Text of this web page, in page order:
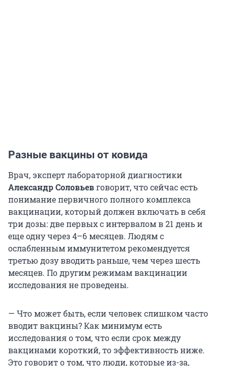
Разные вакцины от ковида
Врач, эксперт лабораторной диагностики
Александр Соловьевговорит, что сейчас есть
понимание первичного полного комплекса
вакцинации, который должен включать в себя
три дозы: две первых с интервалом в 21 день и
еще одну через 4–6 месяцев. Людям с
ослабленным иммунитетом рекомендуется
третью дозу вводить раньше, чем через шесть
месяцев. По другим режимам вакцинации
исследования не проведены.
— Что может быть, если человек слишком часто
вводит вакцины? Как минимум есть
исследования о том, что если срок между
вакцинами короткий, то эффективность ниже.
Это говорит о том, что люди, которые из-за,